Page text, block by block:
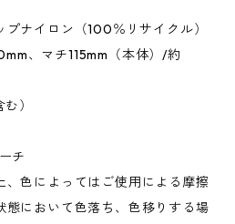
プナイロン（100％リサイクル）
、マチ115mm（本体）/約
）
チ
、色によってはご使用による摩擦
態において色落ち、色移りする場